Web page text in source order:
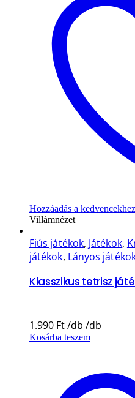
Hozzáadás a kedvencekhez
Villámnézet
Fiús játékok, Játékok,
játékok, Lányos
Klasszikus tetrisz
1.990 Ft
Kosárba teszem